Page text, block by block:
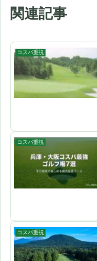
関連記事
コスパ重視
コスパ重視
コスパ重視